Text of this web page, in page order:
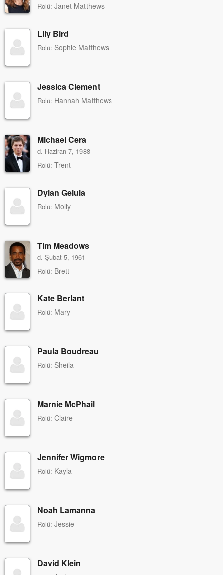
Rolü: Janet Matthews
Lily Bird
Rolü: Sophie Matthews
Jessica Clement
Rolü: Hannah Matthews
Michael Cera
d. Haziran 7, 1988
Rolü: Trent
Dylan Gelula
Rolü: Molly
Tim Meadows
d. Şubat 5, 1961
Rolü: Brett
Kate Berlant
Rolü: Mary
Paula Boudreau
Rolü: Sheila
Marnie McPhail
Rolü: Claire
Jennifer Wigmore
Rolü: Kayla
Noah Lamanna
Rolü: Jessie
David Klein